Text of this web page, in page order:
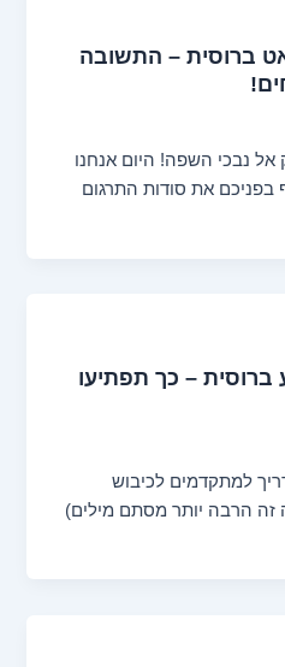
ברוסית – התשובה
נבכי השפה! היום אנחנו
בפניכם את סודות התרגום
– כך תפתיעו
למתקדמים לכיבוש
הרבה יותר מסתם מילים)